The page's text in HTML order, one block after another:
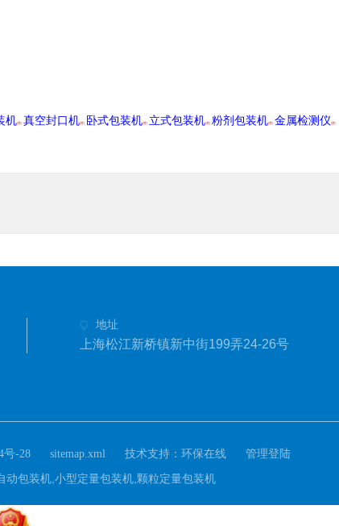
机[荐] 真空封口机[荐] 卧式包装机[荐] 立式包装机[荐] 粉剂包装机[荐] 金属检测仪[荐]
地址
上海松江新桥镇新中街199弄24-26号
号-28 sitemap.xml 技术支持： 环保在线 管理登陆
动包装机,小型定量包装机,颗粒定量包装机